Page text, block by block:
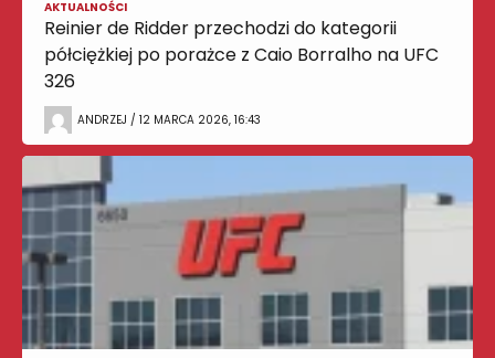
AKTUALNOŚCI
Reinier de Ridder przechodzi do kategorii
półciężkiej po porażce z Caio Borralho na UFC
326
ANDRZEJ / 12 MARCA 2026, 16:43